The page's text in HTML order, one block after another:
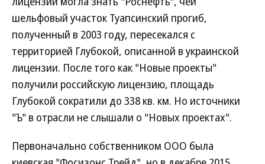
шельфовый участок Туапсинский прогиб,
полученный в 2003 году, пересекался с
территорией Глубокой, описанной в украинской
лицензии. После того как "Новые проекты"
получили российскую лицензию, площадь
Глубокой сократили до 338 кв. км. Но источники
"Ъ" в отрасли не слышали о "Новых проектах".
Первоначально собственником ООО была